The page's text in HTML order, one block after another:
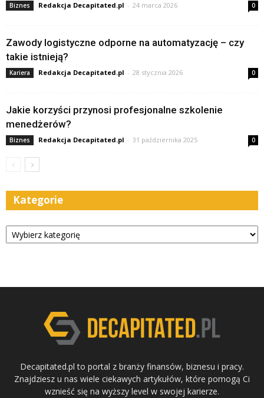
Biznes Redakcja Decapitated.pl - 24 marca 2026 0
Zawody logistyczne odporne na automatyzację – czy
takie istnieją?
Kariera Redakcja Decapitated.pl - 28 stycznia 2026 0
Jakie korzyści przynosi profesjonalne szkolenie
menedżerów?
Biznes Redakcja Decapitated.pl - 31 października 2025 0
Kategorie
Kategorie
Decapitated.pl to portal z branży finansów, biznesu i pracy.
Znajdziesz u nas wiele ciekawych artykułów, które pomogą Ci
wznieść się na wyższy level w swojej karierze.